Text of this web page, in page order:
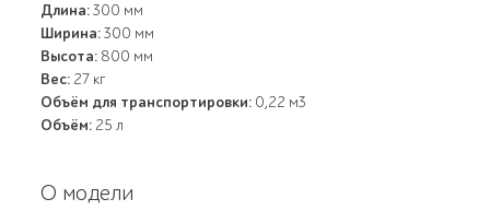
Длина:300 мм
Ширина:300 мм
Высота: 800 мм
Вес: 27 кг
Объём для транспортировки: 0,22 м3
Объём: 25 л
О модели